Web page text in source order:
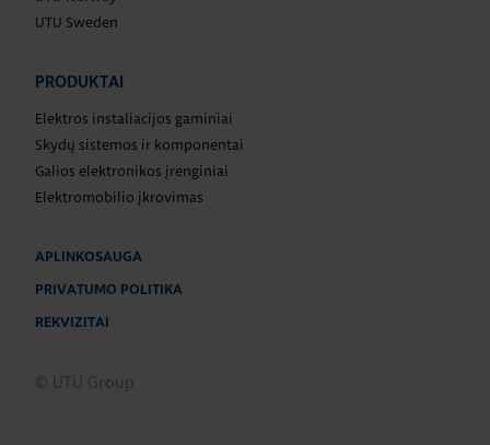
UTU Sweden
PRODUKTAI
Elektros instaliacijos gaminiai
Skydų sistemos ir komponentai
Galios elektronikos įrenginiai
Elektromobilio įkrovimas
APLINKOSAUGA
PRIVATUMO POLITIKA
REKVIZITAI
© UTU Group